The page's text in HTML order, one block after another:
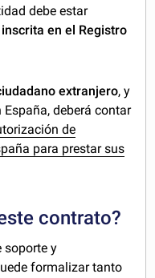
debe estar
en el Registro
extranjero, y
deberá contar
de
para prestar sus
contrato?
soporte y
formalizar tanto